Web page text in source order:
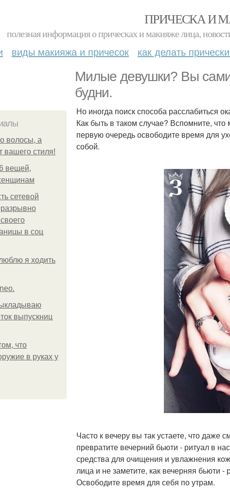
ПРИЧЕСКА И
полезная информация о прическах и макияже лица,
виды макияжа и причесок как делать
Милые девушки? Вы
будни.
волосы, а
вашего стиля!
вещей,
сетевой
в соц
я ходить
выпускниц
что
в руках у
Но иногда поиск способа расслабиться
Как быть в таком случае? Вспомните,
первую очередь освободите время для
собой.
Часто к вечеру вы так устаете, что даже
превратите вечерний бьюти - ритуал в
средства для очищения и увлажнения
лица и не заметите, как вечерняя бьюти -
Освободите время для себя по утрам.